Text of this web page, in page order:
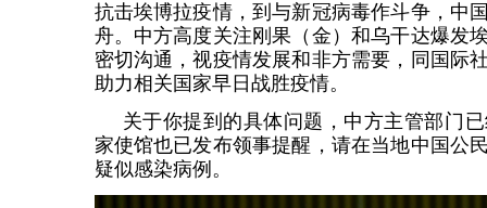
抗击埃博拉疫情，到与新冠病毒作斗争，中
舟。中方高度关注刚果（金）和乌干达爆发
密切沟通，视疫情发展和非方需要，同国际
助力相关国家早日战胜疫情。
关于你提到的具体问题，中方主管部门
家使馆也已发布领事提醒，请在当地中国公
疑似感染病例。